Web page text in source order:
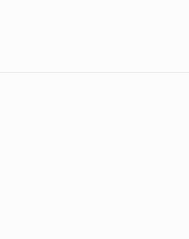
传承到第五代，店内没有富丽堂